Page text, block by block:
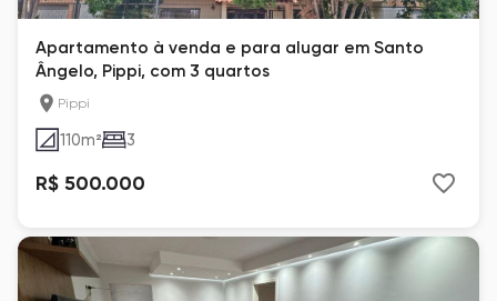
Apartamento à venda e para alugar em Santo
Ângelo, Pippi, com 3 quartos
Pippi
110m² 3
R$ 500.000